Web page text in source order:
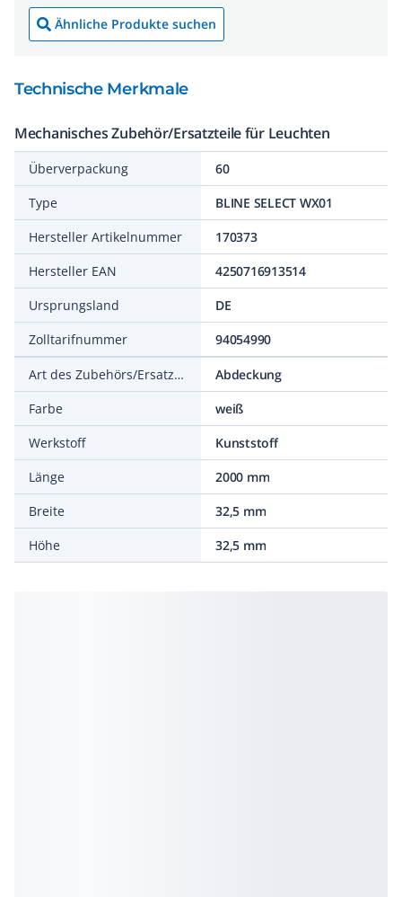
Ähnliche Produkte suchen
Technische Merkmale
Mechanisches Zubehör/Ersatzteile für Leuchten
Überverpackung
60
Type
BLINE SELECT WX01
Hersteller Artikelnummer
170373
Hersteller EAN
4250716913514
Ursprungsland
DE
Zolltarifnummer
94054990
Art des Zubehörs/Ersatzteils
Abdeckung
Farbe
weiß
Werkstoff
Kunststoff
Länge
2000 mm
Breite
32,5 mm
Höhe
32,5 mm